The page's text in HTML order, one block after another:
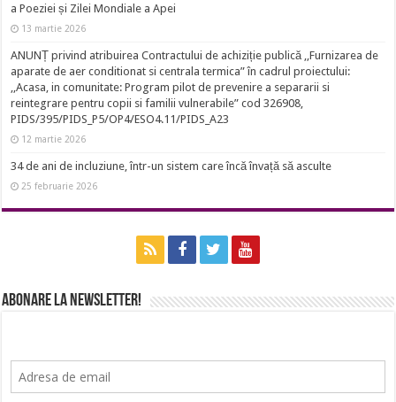
a Poeziei și Zilei Mondiale a Apei
13 martie 2026
ANUNȚ privind atribuirea Contractului de achiziție publică ,,Furnizarea de
aparate de aer conditionat si centrala termica” în cadrul proiectului:
,,Acasa, in comunitate: Program pilot de prevenire a separarii si
reintegrare pentru copii si familii vulnerabile” cod 326908,
PIDS/395/PIDS_P5/OP4/ESO4.11/PIDS_A23
12 martie 2026
34 de ani de incluziune, într-un sistem care încă învață să asculte
25 februarie 2026
Abonare la newsletter!